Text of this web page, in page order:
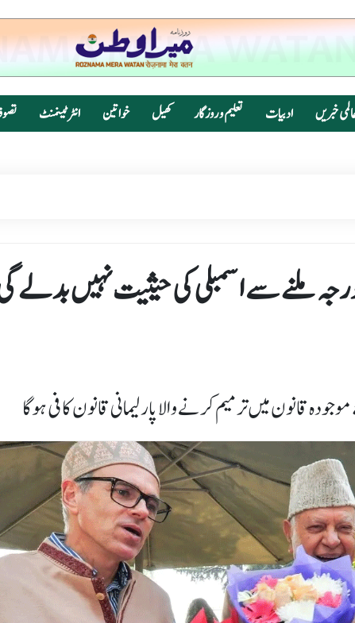
خبریں ادبیات تعلیم و روزگار کھیل خواتین انٹرٹینمنٹ
ملنے سے اسمبلی کی حیثیت نہیں بدلے